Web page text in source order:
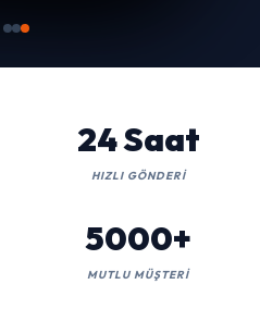
24 Saat
HIZLI GÖNDERI
5000+
MUTLU MÜŞTERI